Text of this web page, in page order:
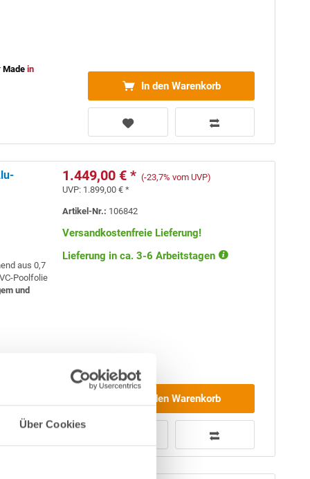
Über Cookies
Made in
In den Warenkorb
aus 0,7
Poolfolie
und
1.449,00 € * (-23,7% vom UVP)
UVP: 1.899,00 € *
Artikel-Nr.: 106842
Versandkostenfreie Lieferung!
Lieferung in ca. 3-6 Arbeitstagen
In den Warenkorb